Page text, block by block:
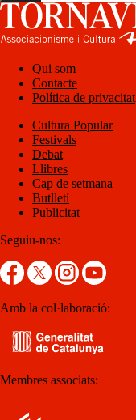
Qui som
Contacte
Política de privacitat
Cultura Popular
Festivals
Debat
Llibres
Cap de setmana
Butlletí
Publicitat
Seguiu-nos:
Amb la col·laboració:
Membres associats: